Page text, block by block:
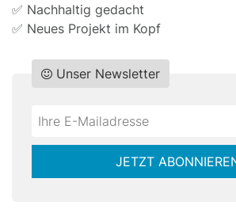
✅ Nachhaltig gedacht
✅ Neues Projekt im Kopf
Do
Unser Newsletter
*Ihre
JETZT